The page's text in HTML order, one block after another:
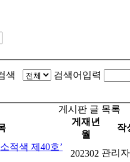
색 검색어입력
게시판 글 목록
게재년
월
작
적색 제40호’
202302 관리자